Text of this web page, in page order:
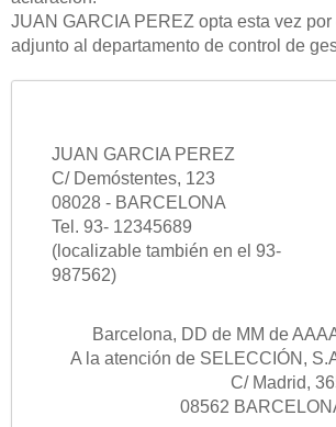
JUAN GARCIA PEREZ opta esta vez
adjunto al departamento de control de
JUAN GARCIA PEREZ
C/ Demóstentes, 123
08028 - BARCELONA
Tel. 93- 12345689
(localizable también en el 93-
987562)
Barcelona, DD de MM de
A la atención de SELECCIÓN,
C/ Madrid,
08562